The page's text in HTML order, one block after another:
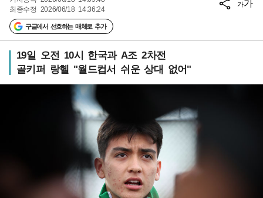
최종수정 2026/06/18 14:36:24
구글에서 선호하는 매체로 추가
가가
19일 오전 10시 한국과 A조 2차전
골키퍼 랑헬 "월드컵서 쉬운 상대 없어"